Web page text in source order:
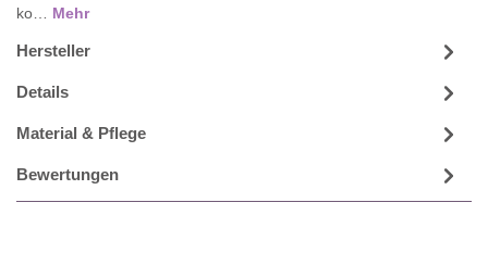
ko… Mehr
Hersteller
Details
Material & Pflege
Bewertungen